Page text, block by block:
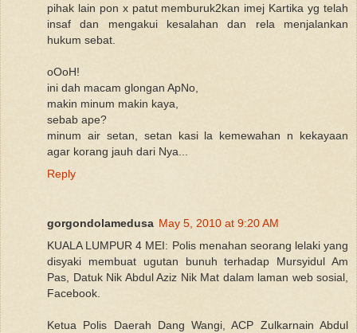
pihak lain pon x patut memburuk2kan imej Kartika yg telah
insaf dan mengakui kesalahan dan rela menjalankan
hukum sebat.
oOoH!
ini dah macam glongan ApNo,
makin minum makin kaya,
sebab ape?
minum air setan, setan kasi la kemewahan n kekayaan
agar korang jauh dari Nya...
Reply
gorgondolamedusa May 5, 2010 at 9:20 AM
KUALA LUMPUR 4 MEI: Polis menahan seorang lelaki yang
disyaki membuat ugutan bunuh terhadap Mursyidul Am
Pas, Datuk Nik Abdul Aziz Nik Mat dalam laman web sosial,
Facebook.
Ketua Polis Daerah Dang Wangi, ACP Zulkarnain Abdul